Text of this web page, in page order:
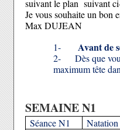
suivant le plan suivant
Je vous souhaite un bon
Max DUJEAN
1- Avant de
2- Dès que vous
maximum tête
SEMAINE N1
Séance N1